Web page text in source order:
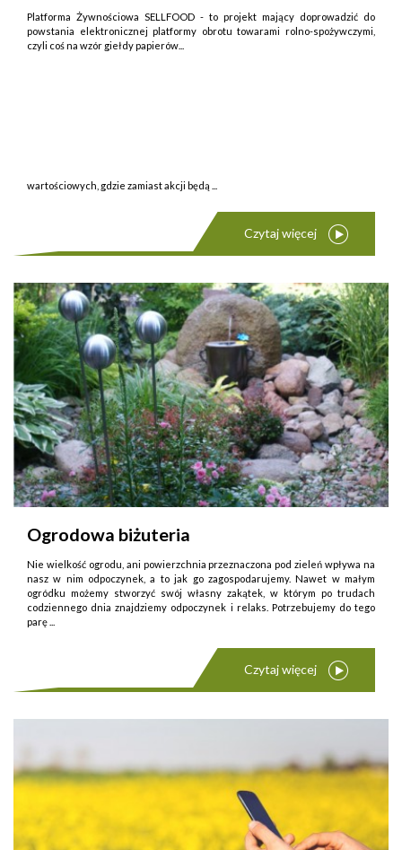
Platforma Żywnościowa SELLFOOD - to projekt mający doprowadzić do
powstania elektronicznej platformy obrotu towarami rolno-spożywczymi,
czyli coś na wzór giełdy papierów...
wartościowych, gdzie zamiast akcji będą ...
Czytaj więcej
Ogrodowa biżuteria
Nie wielkość ogrodu, ani powierzchnia przeznaczona pod zieleń wpływa na
nasz w nim odpoczynek, a to jak go zagospodarujemy. Nawet w małym
ogródku możemy stworzyć swój własny zakątek, w którym po trudach
codziennego dnia znajdziemy odpoczynek i relaks. Potrzebujemy do tego
parę ...
Czytaj więcej